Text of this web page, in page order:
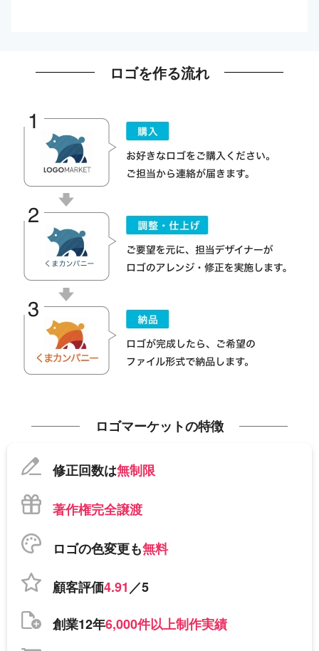
ロゴを作る流れ
ロゴマーケットの特徴
修正回数は無制限
著作権完全譲渡
ロゴの色変更も無料
顧客評価4.91／5
創業12年6,000件以上制作実績